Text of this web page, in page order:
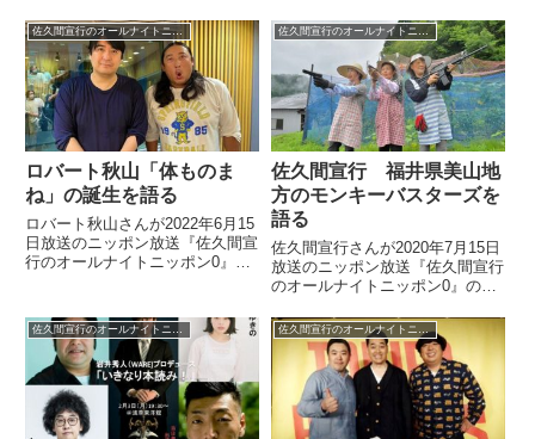
えることについてトーク。オール
ナイトニッポンに存在する「5年
目の壁」について話していまし
た。
ー!』シーズン2の制作が決定した
ことを話していました。
佐久間宣行のオールナイトニッポン0
ロバート秋山「体ものま
ね」の誕生を語る
ロバート秋山さんが2022年6月15
日放送のニッポン放送『佐久間宣
行のオールナイトニッポン0』で
ていました。
佐久間宣行のオールナイトニッポン0
佐久間宣行 福井県美山地
方のモンキーバスターズを
語る
佐久間宣行さんが2020年7月15日
放送のニッポン放送『佐久間宣行
のオールナイトニッポン0』の中
り結成された「モンキーバスター
ズ」について話していました。
（佐久間宣行）あと今週のニュー
スの中で笑っちゃったのが、...